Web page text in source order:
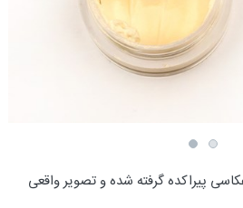
پیراکده گرفته شده و تصویر واقعی